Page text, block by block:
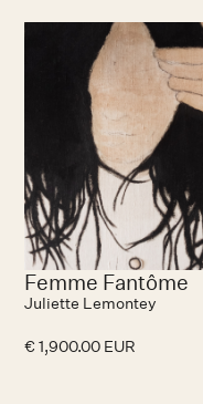
Femme Fantôme
Juliette Lemontey
€ 1,900.00 EUR